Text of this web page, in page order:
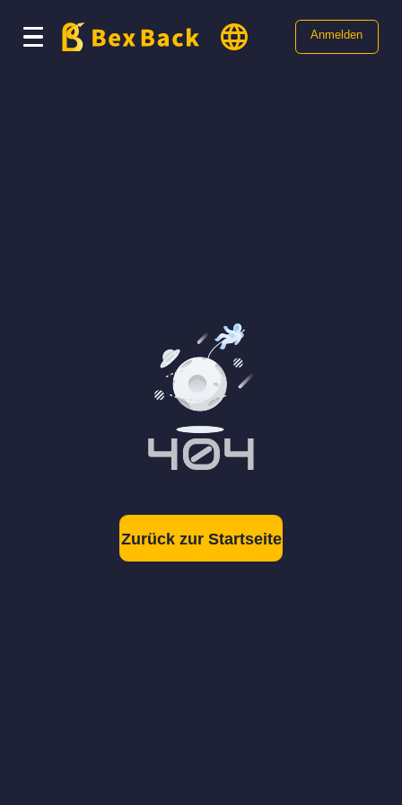
Anmelden
Zurück zur Startseite